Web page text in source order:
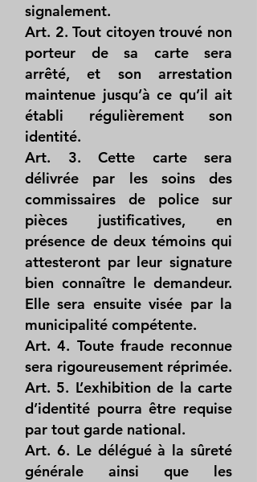
signalement.
Art. 2. Tout citoyen trouvé non
porteur de sa carte sera
arrêté, et son arrestation
maintenue jusqu’à ce qu’il ait
établi régulièrement son
identité.
Art. 3. Cette carte sera
délivrée par les soins des
commissaires de police sur
pièces justificatives, en
présence de deux témoins qui
attesteront par leur signature
bien connaître le demandeur.
Elle sera ensuite visée par la
municipalité compétente.
Art. 4. Toute fraude reconnue
sera rigoureusement réprimée.
Art. 5. L’exhibition de la carte
d’identité pourra être requise
par tout garde national.
Art. 6. Le délégué à la sûreté
générale ainsi que les